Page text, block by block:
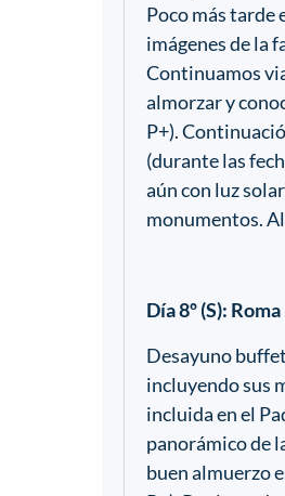
Poco más tarde
imágenes de la
Continuamos
almorzar y
P+).
(durante las
aún con luz
monumentos.
Día 8º (S): Roma
Desayuno
incluyendo sus
incluida en el
panorámico de
buen almuerzo